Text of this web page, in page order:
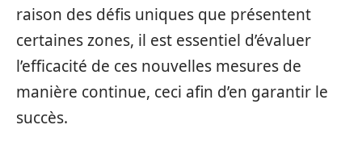
raison des défis uniques que présentent
certaines zones, il est essentiel d’évaluer
l’efficacité de ces nouvelles mesures de
manière continue, ceci afin d’en garantir le
succès.